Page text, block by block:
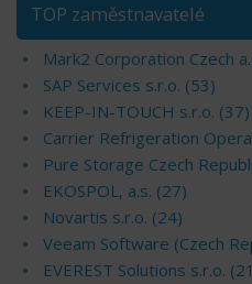
TOP zaměstnavatelé
Mark2 Corporation Czech
SAP Services s.r.o. (53)
KEEP-IN-TOUCH s.r.o. (37)
Carrier Refrigeration
Pure Storage Czech
EKOSPOL, a.s. (27)
Novartis s.r.o. (24)
Veeam Software (Czech
EVEREST Solutions s.r.o.